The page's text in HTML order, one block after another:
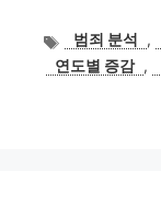
태
그
범죄 분석 ,
연도별 증감 ,